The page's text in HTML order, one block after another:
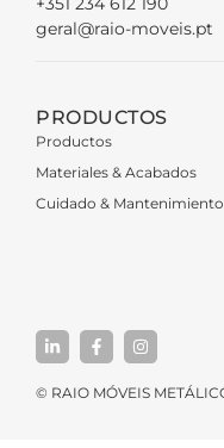
geral@raio-moveis.pt
PRODUCTOS
Productos
Materiales & Acabados
Cuidado & Mantenimiento
© RAIO MÓVEIS